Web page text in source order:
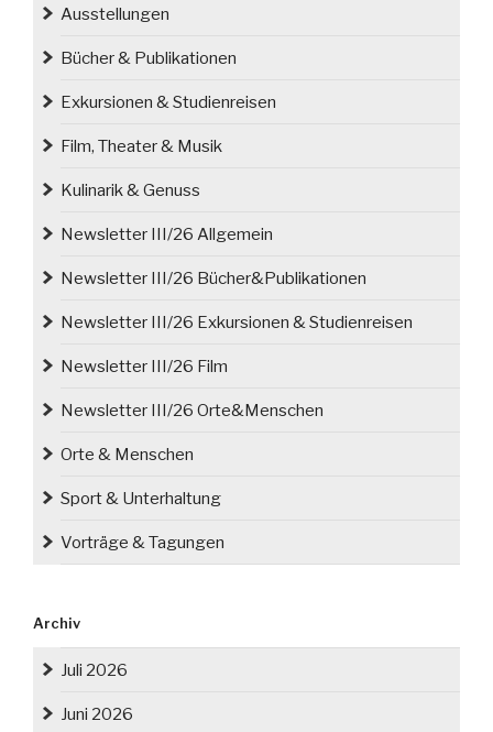
Ausstellungen
Bücher & Publikationen
Exkursionen & Studienreisen
Film, Theater & Musik
Kulinarik & Genuss
Newsletter III/26 Allgemein
Newsletter III/26 Bücher&Publikationen
Newsletter III/26 Exkursionen & Studienreisen
Newsletter III/26 Film
Newsletter III/26 Orte&Menschen
Orte & Menschen
Sport & Unterhaltung
Vorträge & Tagungen
Archiv
Juli 2026
Juni 2026